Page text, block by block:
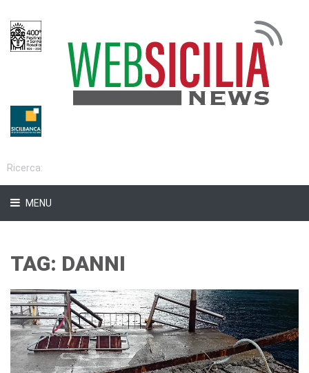
MENU
TAG: DANNI